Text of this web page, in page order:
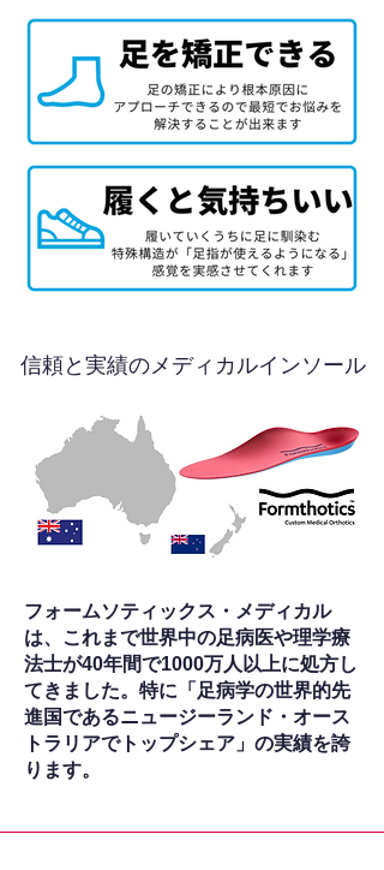
信頼と実績のメディカルインソール
フォームソティックス・メディカル
は、これまで世界中の足病医や理学療
法士が40年間で1000万人以上に処方し
てきました。特に「足病学の世界的先
進国であるニュージーランド・オース
トラリアでトップシェア」の実績を誇
ります。